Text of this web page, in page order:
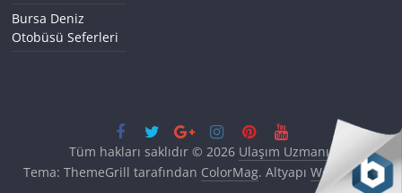
Bursa Deniz
Otobüsü Seferleri
Tüm hakları saklıdır © 2026 Ulaşım Uzmanı.
Tema: ThemeGrill tarafından ColorMag. Altyapı WordPress.